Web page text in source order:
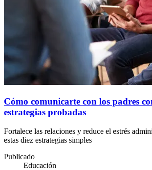
Cómo comunicarte con los padres
estrategias probadas
Fortalece las relaciones y reduce el estrés
estas diez estrategias simples
Publicado
Educación